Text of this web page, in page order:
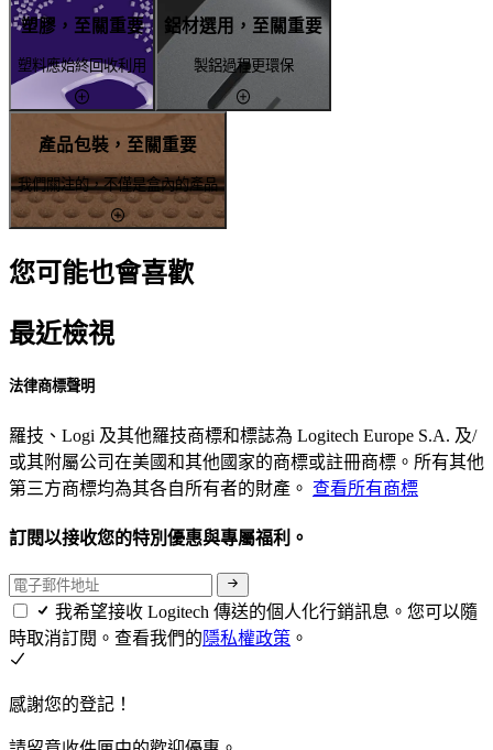
塑膠，至關重要
塑料應始終回收利用
鋁材選用，至關重要
製鋁過程更環保
產品包裝，至關重要
我們關注的，不僅是盒內的產品
您可能也會喜歡
最近檢視
法律商標聲明
羅技、Logi 及其他羅技商標和標誌為 Logitech Europe S.A. 及/
或其附屬公司在美國和其他國家的商標或註冊商標。所有其他
第三方商標均為其各自所有者的財產。 查看所有商標
訂閱以接收您的特別優惠與專屬福利。
我希望接收 Logitech 傳送的個人化行銷訊息。您可以隨
時取消訂閱。查看我們的隱私權政策 。
感謝您的登記！